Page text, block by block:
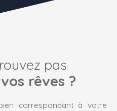
pas
rêves ?
correspondant à votre